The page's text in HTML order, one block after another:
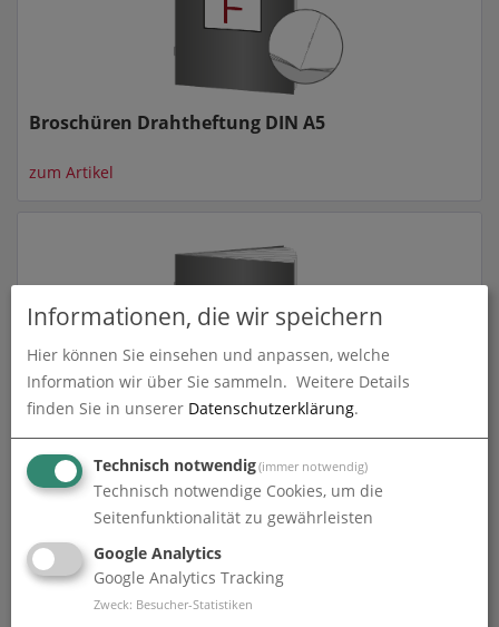
Broschüren Drahtheftung DIN A5
zum Artikel
zum Artikel
Informationen, die wir speichern
Hier können Sie einsehen und anpassen, welche
Information wir über Sie sammeln. Weitere Details
finden Sie in unserer Datenschutzerklärung.
Technisch notwendig(immer notwendig)
Technisch notwendige Cookies, um die
Seitenfunktionalität zu gewährleisten
Google Analytics
Google Analytics Tracking
Zweck: Besucher-Statistiken